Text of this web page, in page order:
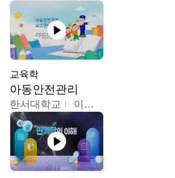
교육학
아동안전관리
한서대학교 이태연